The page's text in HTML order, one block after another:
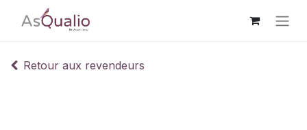
Retour aux revendeurs